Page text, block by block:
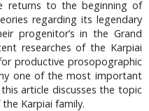
returns to the beginning of
regarding its legendary
progenitor’s in the Grand
researches of the Karpiai
productive prosopographic
one of the most important
article discusses the topic
Karpiai family.